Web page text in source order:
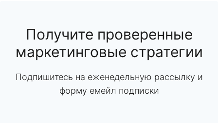
Получите проверенные
маркетинговые стратегии
Подпишитесь на еженедельную рассылку и
форму емейл подписки